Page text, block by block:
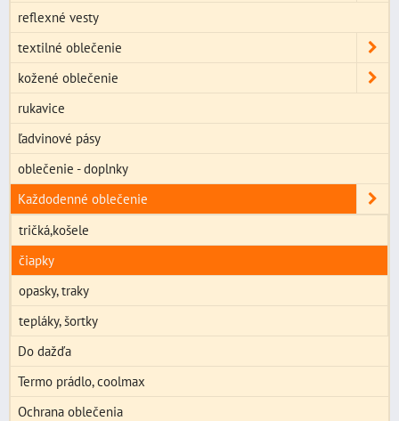
reflexné vesty
textilné oblečenie
kožené oblečenie
rukavice
ľadvinové pásy
oblečenie - doplnky
Každodenné oblečenie
tričká,košele
čiapky
opasky, traky
tepláky, šortky
Do dažďa
Termo prádlo, coolmax
Ochrana oblečenia